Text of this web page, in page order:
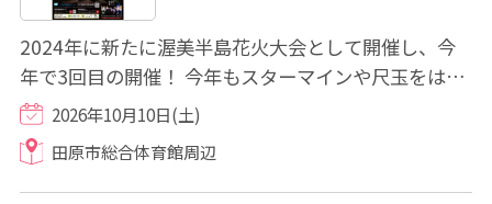
2024年に新たに渥美半島花火大会として開催し、今
年で3回目の開催！ 今年もスターマインや尺玉をはじ
めとする約4,000発の色とりどりの花火で盛り...
2026年10月10日(土)
田原市総合体育館周辺